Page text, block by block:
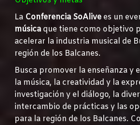
La Conferencia SoAlive es un
música que tiene como objetivo
acelerar la industria musical de
región de los Balcanes.
Busca promover la enseñanza y
la música, la creatividad y la
investigación y el diálogo, la
intercambio de prácticas y las
para la región de los Balcanes.